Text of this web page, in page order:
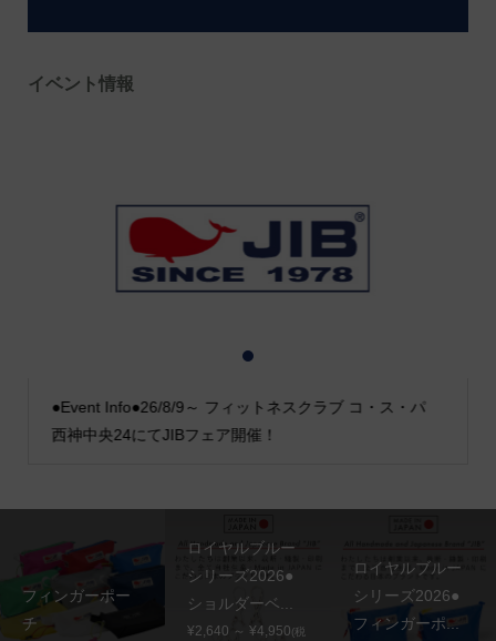
イベント情報
●Event Info●26/8/9～ フィットネスクラブ コ・ス・パ
西神中央24にてJIBフェア開催！
2
フィンガーポー
チ
ロイヤルブルー
シリーズ2026●
ショルダーベ...
¥2,640 ～ ¥4,950(税
ロイヤルブルー
シリーズ2026●
フィンガーポ...